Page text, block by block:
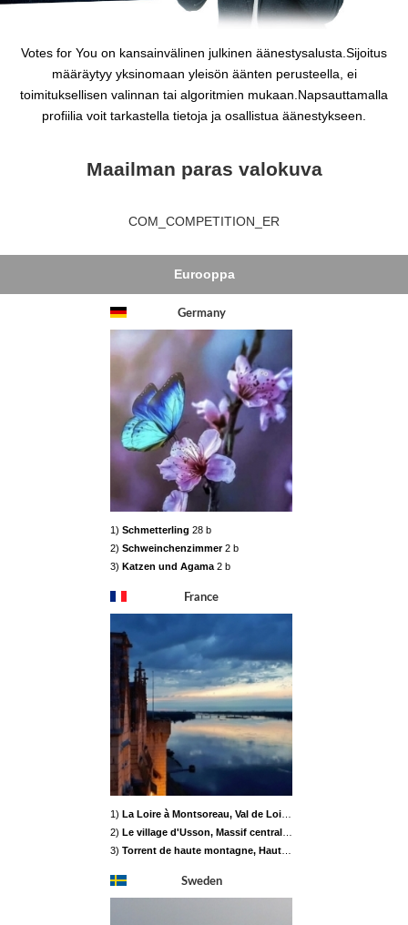
Votes for You on kansainvälinen julkinen äänestysalusta.Sijoitus
määräytyy yksinomaan yleisön äänten perusteella, ei
toimituksellisen valinnan tai algoritmien mukaan.Napsauttamalla
profiilia voit tarkastella tietoja ja osallistua äänestykseen.
Maailman paras valokuva
COM_COMPETITION_ER
Eurooppa
Germany
1) Schmetterling 28 b
2) Schweinchenzimmer2 b
3) Katzen und Agama 2 b
France
1) La Loire à Montsoreau, Val de Loire
2) Le village d'Usson, Massif central
3) Torrent de haute montagne, Haute-Maurienne
Sweden